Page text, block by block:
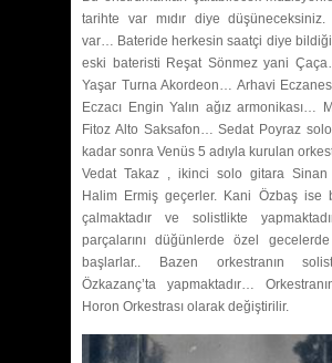
tarihte var mıdır diye düşüneceksiniz.
var… Bateride herkesin saatçi diye bildiği
eski bateristi Reşat Sönmez yani
Yaşar Turna Akordeon… Arhavi
Eczacı Engin Yalın ağız armonikası…
Fitoz Alto Saksafon… Sedat Poyraz
kadar sonra Venüs 5 adıyla kurulan
Vedat Takaz , ikinci solo gitara Sinan
Halim Ermiş geçerler. Kani Özbaş ise
çalmaktadır ve solistlikte
parçalarını düğünlerde özel
başlarlar.. Bazen orkestranın
Özkazanç’ta yapmaktadır…
Horon Orkestrası olarak değiştirilir.